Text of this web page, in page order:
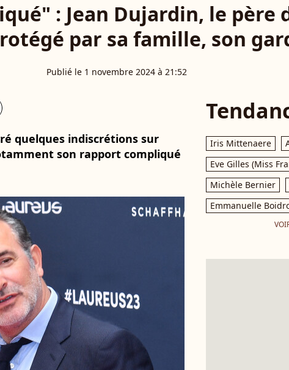
: Jean Dujardin, le père
par sa famille, son
Publié le 1 novembre 2024 à 21:52
quelques indiscrétions sur
son rapport compliqué
Iris Mittenaere
Eve Gilles (Miss
Michèle Bernier
Emmanuelle